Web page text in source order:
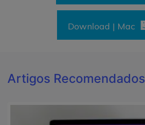
Download | Mac
Artigos Recomendados